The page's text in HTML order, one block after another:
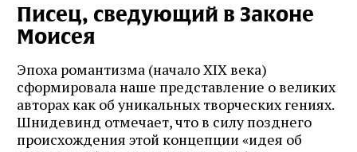
Писец, сведующий в Законе
Моисея
Эпоха романтизма (начало XIX века)
сформировала наше представление о великих
авторах как об уникальных творческих гениях.
Шнидевинд отмечает, что в силу позднего
происхождения этой концепции «идея об